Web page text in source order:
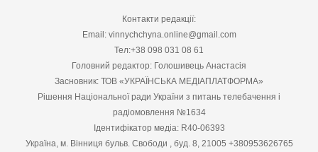
Контакти редакції:
Email: vinnychchyna.online@gmail.com
Тел:+38 098 031 08 61
Головний редактор: Голошивець Анастасія
Засновник: ТОВ «УКРАЇНСЬКА МЕДІАПЛАТФОРМА»
Рішення Національної ради України з питань телебачення і
радіомовлення №1634
Ідентифікатор медіа: R40-06393
Україна, м. Вінниця бульв. Свободи , буд. 8, 21005 +380953626765